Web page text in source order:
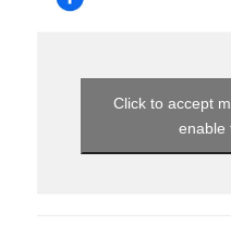
Click to accept
enable